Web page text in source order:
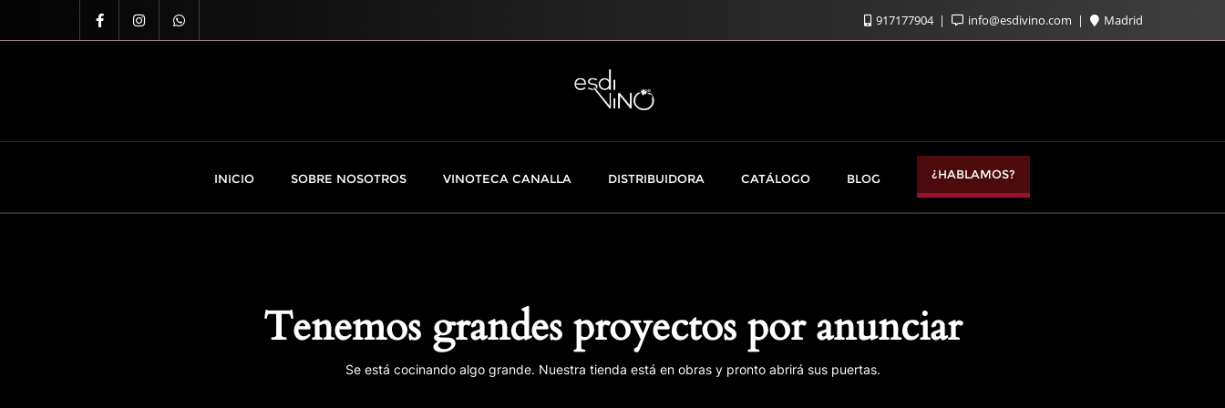
917177904 info@esdivino.com Madrid
INICIO SOBRE NOSOTROS VINOTECA CANALLA DISTRIBUIDORA CATÁLOGO BLOG ¿HABLAMOS?
Tenemos grandes proyectos por anunciar
Se está cocinando algo grande. Nuestra tienda está en obras y pronto abrirá sus puertas.